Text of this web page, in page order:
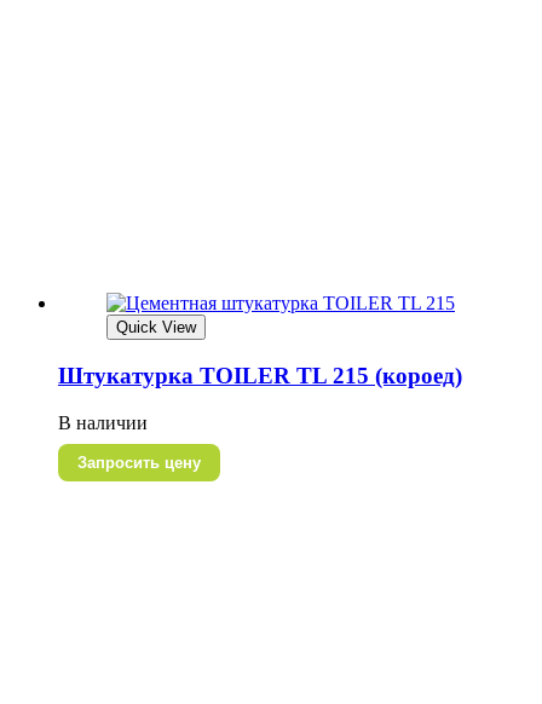
Quick View
Штукатурка TOILER TL 215 (короед)
В наличии
Запросить цену